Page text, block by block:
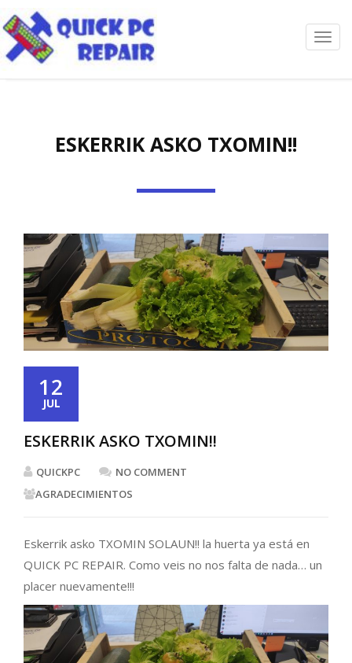
ESKERRIK ASKO TXOMIN!!
12
JUL
ESKERRIK ASKO TXOMIN!!
QUICKPC
NO COMMENT
AGRADECIMIENTOS
Eskerrik asko TXOMIN SOLAUN!! la huerta ya está en
QUICK PC REPAIR. Como veis no nos falta de nada… un
placer nuevamente!!!